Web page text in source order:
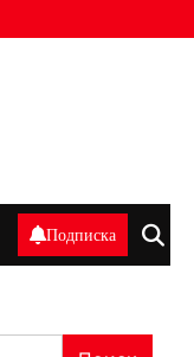
Подписка